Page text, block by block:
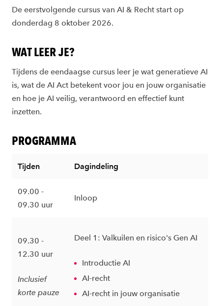
De eerstvolgende cursus van AI & Recht start op
donderdag 8 oktober 2026.
WAT LEER JE?
Tijdens de eendaagse cursus leer je wat generatieve AI
is, wat de AI Act betekent voor jou en jouw organisatie
en hoe je AI veilig, verantwoord en effectief kunt
inzetten.
PROGRAMMA
Tijden Dagindeling
09.00 -
09.30 uur
Inloop
09.30 -
12.30 uur
Inclusief
korte pauze
Deel 1: Valkuilen en risico's Gen AI
Introductie AI
AI-recht
AI-recht in jouw organisatie